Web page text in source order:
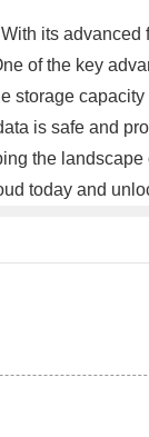
its
of the key
is safe and
the
today and